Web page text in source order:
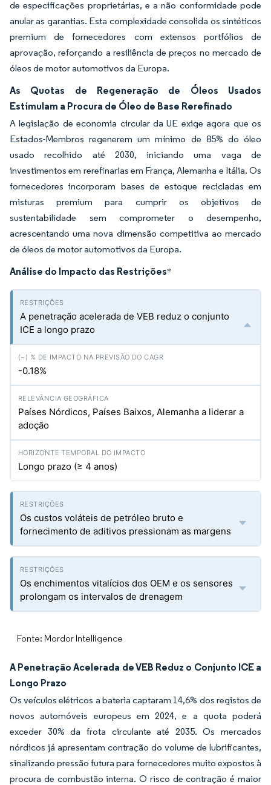
de especificações proprietárias, e a não conformidade pode
anular as garantias. Esta complexidade consolida os sintéticos
premium de fornecedores com extensos portfólios de
aprovação, reforçando a resiliência de preços no mercado de
óleos de motor automotivos da Europa.
As Quotas de Regeneração de Óleos Usados
Estimulam a Procura de Óleo de Base Rerefinado
A legislação de economia circular da UE exige agora que os
Estados-Membros regenerem um mínimo de 85% do óleo
usado recolhido até 2030, iniciando uma vaga de
investimentos em rerefinarias em França, Alemanha e Itália. Os
fornecedores incorporam bases de estoque recicladas em
misturas premium para cumprir os objetivos de
sustentabilidade sem comprometer o desempenho,
acrescentando uma nova dimensão competitiva ao mercado
de óleos de motor automotivos da Europa.
Análise do Impacto das Restrições*
A penetração acelerada de VEB reduz o conjunto
ICE a longo prazo
-0.18%
Países Nórdicos, Países Baixos, Alemanha a liderar a
adoção
Longo prazo (≥ 4 anos)
Os custos voláteis de petróleo bruto e
fornecimento de aditivos pressionam as margens
Os enchimentos vitalícios dos OEM e os sensores
prolongam os intervalos de drenagem
Fonte: Mordor Intelligence
A Penetração Acelerada de VEB Reduz o Conjunto ICE a
Longo Prazo
Os veículos elétricos a bateria captaram 14,6% dos registos de
novos automóveis europeus em 2024, e a quota poderá
exceder 30% da frota circulante até 2035. Os mercados
nórdicos já apresentam contração do volume de lubrificantes,
sinalizando pressão futura para fornecedores muito expostos à
procura de combustão interna. O risco de contração é maior